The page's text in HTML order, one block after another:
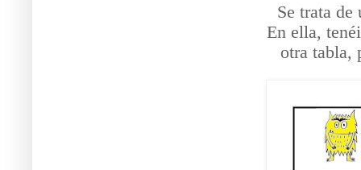
Se trata
En ella,
otra tabla,